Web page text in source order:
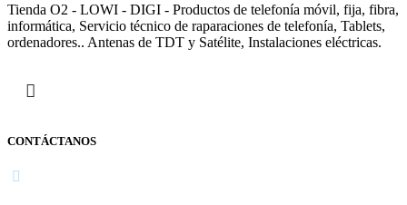
Tienda O2 - LOWI - DIGI - Productos de telefonía móvil, fija, fibra,
informática, Servicio técnico de raparaciones de telefonía, Tablets,
ordenadores.. Antenas de TDT y Satélite, Instalaciones eléctricas.
CONTÁCTANOS